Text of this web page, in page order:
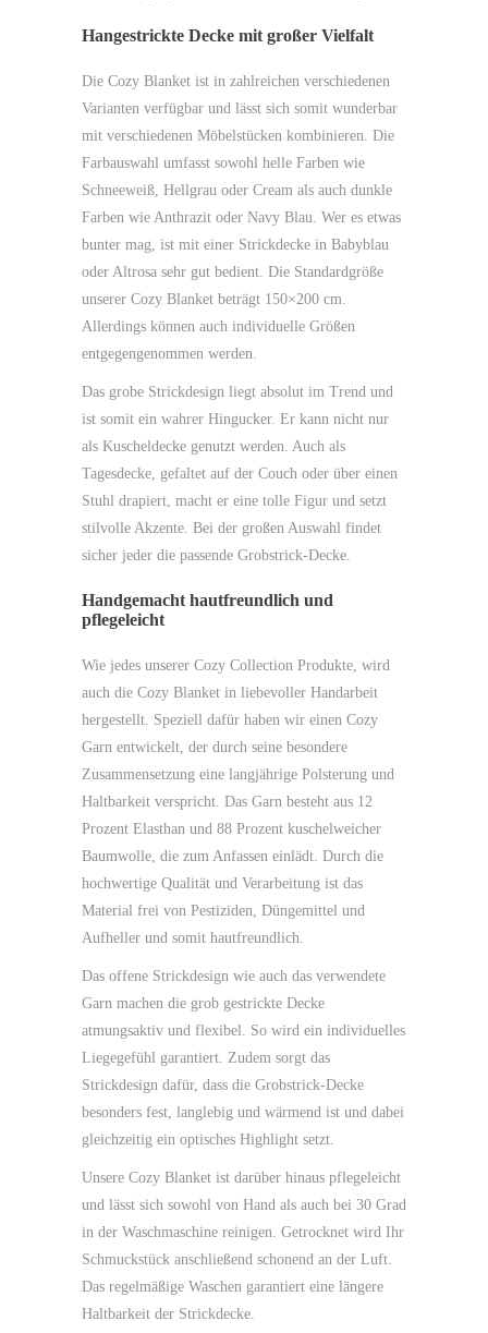
Hangestrickte Decke mit großer Vielfalt
Die Cozy Blanket ist in zahlreichen verschiedenen
Varianten verfügbar und lässt sich somit wunderbar
mit verschiedenen Möbelstücken kombinieren. Die
Farbauswahl umfasst sowohl helle Farben wie
Schneeweiß, Hellgrau oder Cream als auch dunkle
Farben wie Anthrazit oder Navy Blau. Wer es etwas
bunter mag, ist mit einer Strickdecke in Babyblau
oder Altrosa sehr gut bedient. Die Standardgröße
unserer Cozy Blanket beträgt 150×200 cm.
Allerdings können auch individuelle Größen
entgegengenommen werden.
Das grobe Strickdesign liegt absolut im Trend und
ist somit ein wahrer Hingucker. Er kann nicht nur
als Kuscheldecke genutzt werden. Auch als
Tagesdecke, gefaltet auf der Couch oder über einen
Stuhl drapiert, macht er eine tolle Figur und setzt
stilvolle Akzente. Bei der großen Auswahl findet
sicher jeder die passende Grobstrick-Decke.
Handgemacht hautfreundlich und
pflegeleicht
Wie jedes unserer Cozy Collection Produkte, wird
auch die Cozy Blanket in liebevoller Handarbeit
hergestellt. Speziell dafür haben wir einen Cozy
Garn entwickelt, der durch seine besondere
Zusammensetzung eine langjährige Polsterung und
Haltbarkeit verspricht. Das Garn besteht aus 12
Prozent Elasthan und 88 Prozent kuschelweicher
Baumwolle, die zum Anfassen einlädt. Durch die
hochwertige Qualität und Verarbeitung ist das
Material frei von Pestiziden, Düngemittel und
Aufheller und somit hautfreundlich.
Das offene Strickdesign wie auch das verwendete
Garn machen die grob gestrickte Decke
atmungsaktiv und flexibel. So wird ein individuelles
Liegegefühl garantiert. Zudem sorgt das
Strickdesign dafür, dass die Grobstrick-Decke
besonders fest, langlebig und wärmend ist und dabei
gleichzeitig ein optisches Highlight setzt.
Unsere Cozy Blanket ist darüber hinaus pflegeleicht
und lässt sich sowohl von Hand als auch bei 30 Grad
in der Waschmaschine reinigen. Getrocknet wird Ihr
Schmuckstück anschließend schonend an der Luft.
Das regelmäßige Waschen garantiert eine längere
Haltbarkeit der Strickdecke.